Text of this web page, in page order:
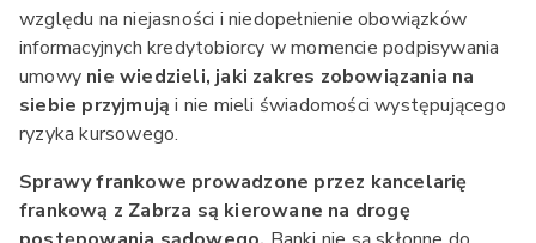
względu na niejasności i niedopełnienie obowiązków
informacyjnych kredytobiorcy w momencie podpisywania
umowy nie wiedzieli, jaki zakres zobowiązania na
siebie przyjmują i nie mieli świadomości występującego
ryzyka kursowego.
Sprawy frankowe prowadzone przez kancelarię
frankową z Zabrza są kierowane na drogę